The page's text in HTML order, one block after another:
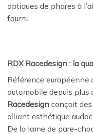
optiques de phares à
fourni.
RDX Racedesign : la
Référence
automobile depuis plus
Racedesign conçoit
alliant esthétique
De la lame de pare-